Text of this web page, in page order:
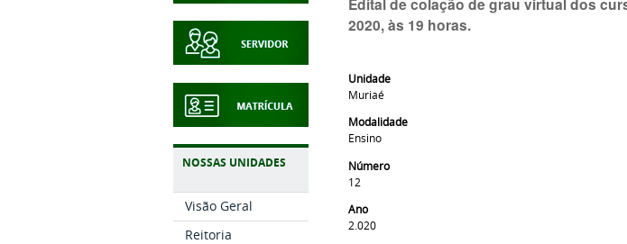
NOSSAS UNIDADES
Visão Geral
Reitoria
2020, às 19 horas.
Unidade
Muriaé
Modalidade
Ensino
Número
12
Ano
2.020